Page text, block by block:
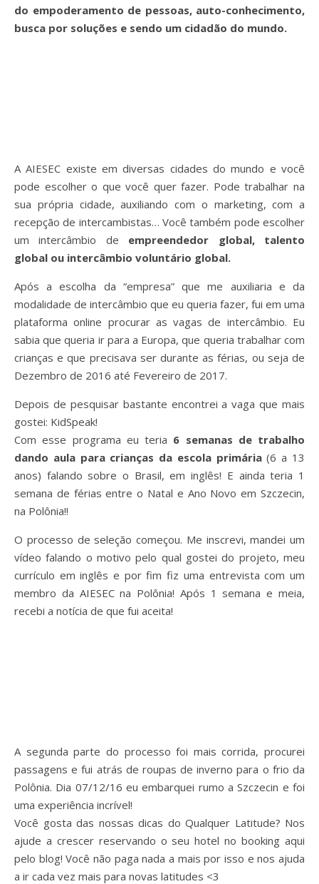
do empoderamento de pessoas, auto-conhecimento,
busca por soluções e sendo um cidadão do mundo.
A AIESEC existe em diversas cidades do mundo e você
pode escolher o que você quer fazer. Pode trabalhar na
sua própria cidade, auxiliando com o marketing, com a
recepção de intercambistas… Você também pode escolher
um intercâmbio de empreendedor global, talento
global ou intercâmbio voluntário global.
Após a escolha da “empresa” que me auxiliaria e da
modalidade de intercâmbio que eu queria fazer, fui em uma
plataforma online procurar as vagas de intercâmbio. Eu
sabia que queria ir para a Europa, que queria trabalhar com
crianças e que precisava ser durante as férias, ou seja de
Dezembro de 2016 até Fevereiro de 2017.
Depois de pesquisar bastante encontrei a vaga que mais
gostei: KidSpeak!
Com esse programa eu teria 6 semanas de trabalho
dando aula para crianças da escola primária(6 a 13
anos) falando sobre o Brasil, em inglês! E ainda teria 1
semana de férias entre o Natal e Ano Novo em Szczecin,
na Polônia!!
O processo de seleção começou. Me inscrevi, mandei um
vídeo falando o motivo pelo qual gostei do projeto, meu
currículo em inglês e por fim fiz uma entrevista com um
membro da AIESEC na Polônia! Após 1 semana e meia,
recebi a notícia de que fui aceita!
A segunda parte do processo foi mais corrida, procurei
passagens e fui atrás de roupas de inverno para o frio da
Polônia. Dia 07/12/16 eu embarquei rumo a Szczecin e foi
uma experiência incrível!
Você gosta das nossas dicas do Qualquer Latitude? Nos
ajude a crescer reservando o seu hotel no booking aqui
pelo blog! Você não paga nada a mais por isso e nos ajuda
a ir cada vez mais para novas latitudes <3